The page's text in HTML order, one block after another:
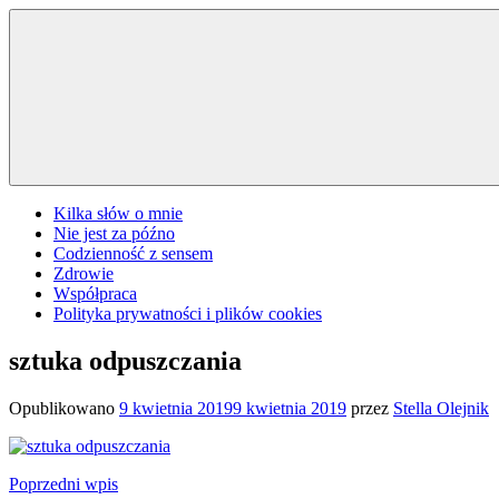
Przejdź
Kilka słów o mnie
Nie jest za późno
Codzienność z sensem
Zdrowie
Współpraca
Polityka prywatności i plików cookies
sztuka odpuszczania
Opublikowano 9 kwietnia 20199 kwietnia 2019 przez Stella Olejnik
Nawigacja
Poprzedni wpis